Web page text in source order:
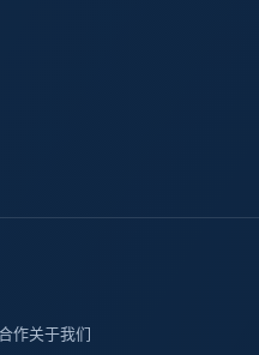
作关于我们